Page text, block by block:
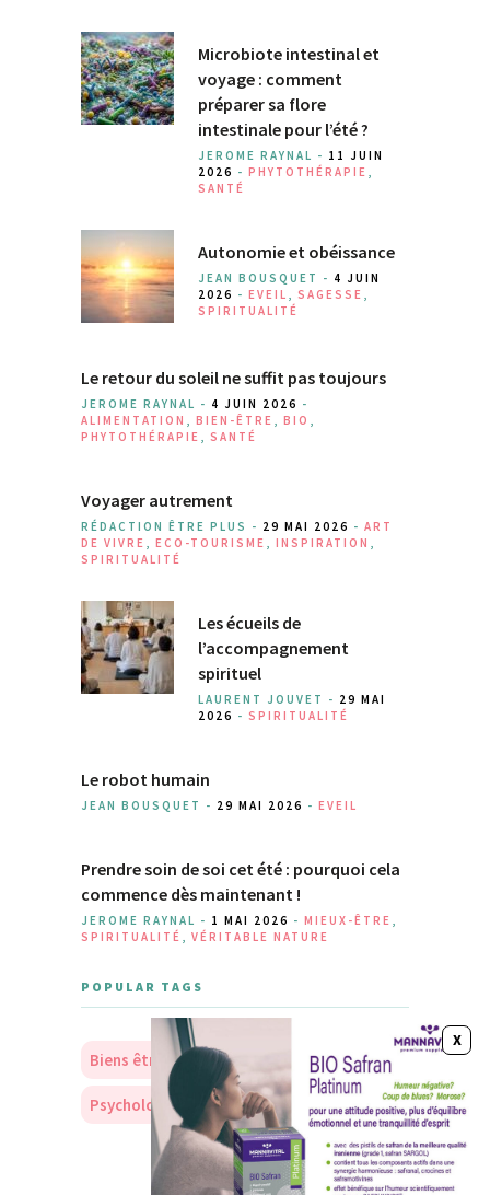
Microbiote intestinal et
voyage : comment
préparer sa flore
intestinale pour l’été ?
JEROME RAYNAL - 11 JUIN
2026 - PHYTOTHÉRAPIE ,
SANTÉ
Autonomie et obéissance
JEAN BOUSQUET - 4 JUIN
2026 - EVEIL , SAGESSE ,
SPIRITUALITÉ
Le retour du soleil ne suffit pas toujours
JEROME RAYNAL - 4 JUIN 2026 -
ALIMENTATION , BIEN-ÊTRE , BIO ,
PHYTOTHÉRAPIE , SANTÉ
Voyager autrement
RÉDACTION ÊTRE PLUS - 29 MAI 2026 - ART
DE VIVRE , ECO-TOURISME , INSPIRATION ,
SPIRITUALITÉ
Les écueils de
l’accompagnement
spirituel
LAURENT JOUVET - 29 MAI
2026 - SPIRITUALITÉ
Le robot humain
JEAN BOUSQUET - 29 MAI 2026 - EVEIL
Prendre soin de soi cet été : pourquoi cela
commence dès maintenant !
JEROME RAYNAL - 1 MAI 2026 - MIEUX-ÊTRE ,
SPIRITUALITÉ , VÉRITABLE NATURE
POPULAR TAGS
Biens être Soins Nourriture
Psychologie Personnalité